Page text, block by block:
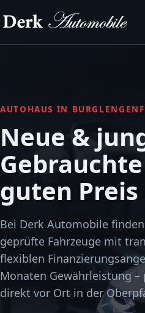
AUTOHAUS IN
Neue &
guten Preis
Bei Derk Automobile
geprüfte Fahrzeuge mit
flexiblen
Monaten Gewährleistung
direkt vor Ort in der